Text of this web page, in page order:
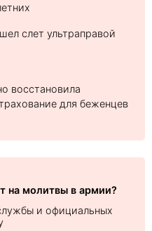
слет ультраправой
восстановила
для беженцев
на молитвы в армии?
и официальных